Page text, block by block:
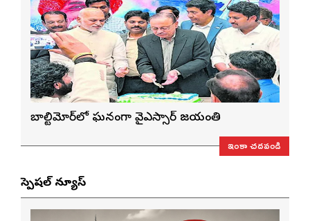
బాల్టిమోర్‌లో ఘనంగా వైఎస్సార్‌ జయంతి
ఇంకా చదవండి
స్పెషల్ న్యూస్